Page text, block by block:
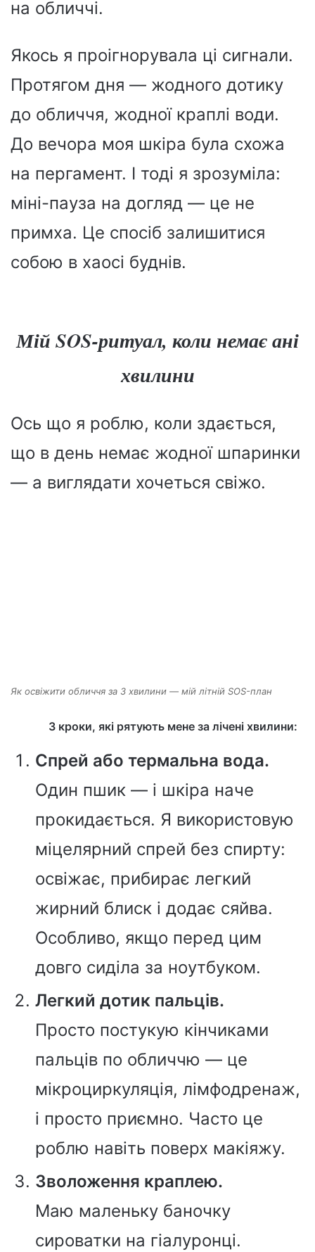
на обличчі.
Якось я проігнорувала ці сигнали.
Протягом дня — жодного дотику
до обличчя, жодної краплі води.
До вечора моя шкіра була схожа
на пергамент. І тоді я зрозуміла:
міні-пауза на догляд — це не
примха. Це спосіб залишитися
собою в хаосі буднів.
Мій SOS-ритуал, коли немає ані
хвилини
Ось що я роблю, коли здається,
що в день немає жодної шпаринки
— а виглядати хочеться свіжо.
Як освіжити обличчя за 3 хвилини — мій літній SOS-план
3 кроки, які рятують мене за лічені хвилини:
Спрей або термальна вода.
Один пшик — і шкіра наче
прокидається. Я використовую
міцелярний спрей без спирту:
освіжає, прибирає легкий
жирний блиск і додає сяйва.
Особливо, якщо перед цим
довго сиділа за ноутбуком.
Легкий дотик пальців.
Просто постукую кінчиками
пальців по обличчю — це
мікроциркуляція, лімфодренаж,
і просто приємно. Часто це
роблю навіть поверх макіяжу.
Зволоження краплею.
Маю маленьку баночку
сироватки на гіалуронці.